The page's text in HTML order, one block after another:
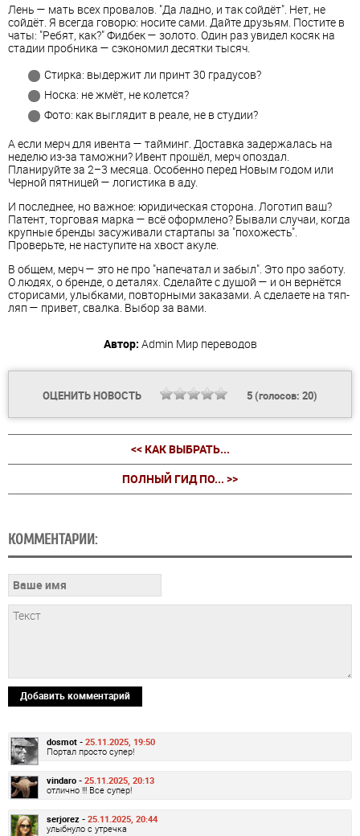
Лень — мать всех провалов. "Да ладно, и так сойдёт". Нет, не
сойдёт. Я всегда говорю: носите сами. Дайте друзьям. Постите в
чаты: "Ребят, как?" Фидбек — золото. Один раз увидел косяк на
стадии пробника — сэкономил десятки тысяч.
Стирка: выдержит ли принт 30 градусов?
Носка: не жмёт, не колется?
Фото: как выглядит в реале, не в студии?
А если мерч для ивента — тайминг. Доставка задержалась на
неделю из-за таможни? Ивент прошёл, мерч опоздал.
Планируйте за 2–3 месяца. Особенно перед Новым годом или
Черной пятницей — логистика в аду.
И последнее, но важное: юридическая сторона. Логотип ваш?
Патент, торговая марка — всё оформлено? Бывали случаи, когда
крупные бренды засуживали стартапы за "похожесть".
Проверьте, не наступите на хвост акуле.
В общем, мерч — это не про "напечатал и забыл". Это про заботу.
О людях, о бренде, о деталях. Сделайте с душой — и он вернётся
сторисами, улыбками, повторными заказами. А сделаете на тяп-
ляп — привет, свалка. Выбор за вами.
Автор: Admin Мир переводов
ОЦЕНИТЬ НОВОСТЬ 5(голосов: 20)
<< КАК ВЫБРАТЬ...
ПОЛНЫЙ ГИД ПО... >>
КОММЕНТАРИИ:
Добавить комментарий
dosmot - 25.11.2025, 19:50
Портал просто супер!
vindaro - 25.11.2025, 20:13
отлично !!! Все супер!
serjorez - 25.11.2025, 20:44
улыбнуло с утречка